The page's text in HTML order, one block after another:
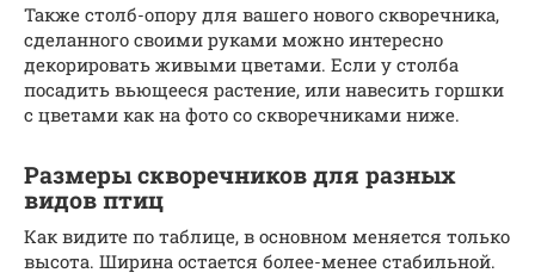
Также столб-опору для вашего нового скворечника,
сделанного своими руками можно интересно
декорировать живыми цветами. Если у столба
посадить вьющееся растение, или навесить горшки
с цветами как на фото со скворечниками ниже.
Размеры скворечников для разных
видов птиц
Как видите по таблице, в основном меняется только
высота. Ширина остается более-менее стабильной.